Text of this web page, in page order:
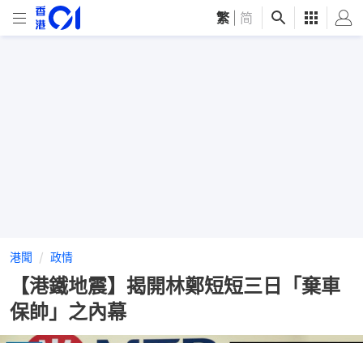
繁 简
港聞 政情
【港鐵地震】揭開林鄭短短三日「棄車
保帥」之內幕